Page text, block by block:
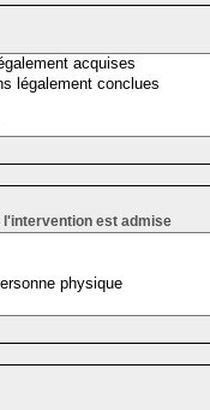
l'intervention est admise